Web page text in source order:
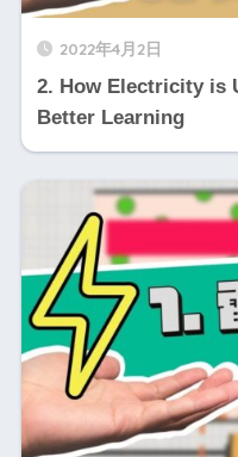
2022年4月2日
2. How Electricity is
Better Learning